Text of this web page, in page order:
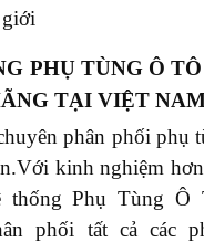
PHỤ TÙNG Ô
TẠI VIỆT
phân phối phụ
kinh nghiệm
thống Phụ Tùng Ô
phối tất cả các